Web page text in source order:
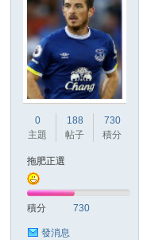
0
主題
188
帖子
730
積分
拖肥正選
積分 730
發消息